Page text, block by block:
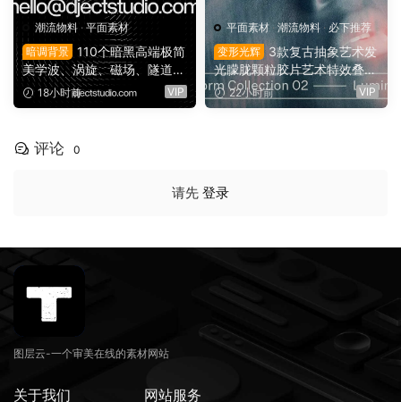
潮流物料 · 平面素材
暗调背景 110个暗黑高端极简
美学波、涡旋、磁场、隧道、
晕光学艺术图片背景素材 Flo
w Patterns Background Pac
18小时前 VIP
平面素材· 潮流物料 · 必下推荐
变形光辉
3款复古抽象艺术发
光朦胧颗粒胶片艺术特效叠加
PSD特效样机组合 Orbyt Stu
dio – Transform Collection 0
22小时前 VIP
评论 0
请先 登录
图层云-一个审美在线的素材网站
关于我们 网站服务